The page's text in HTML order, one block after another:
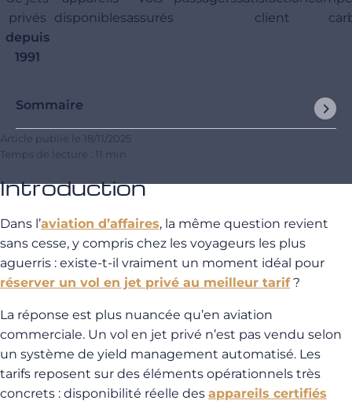
privés
depuis
1991
disponiblesassurés
client
Sommaire
Article publié le 18/11/2025
Temps de lecture : 11 min
Introduction
Dans l’aviation d’affaires, la même question revient
sans cesse, y compris chez les voyageurs les plus
aguerris : existe-t-il vraiment un moment idéal pour
réserver un vol en jet privé au meilleur tarif?
La réponse est plus nuancée qu’en aviation
commerciale. Un vol en jet privé n’est pas vendu selon
un système de yield management automatisé. Les
tarifs reposent sur des éléments opérationnels très
concrets : disponibilité réelle des appareils certifiés